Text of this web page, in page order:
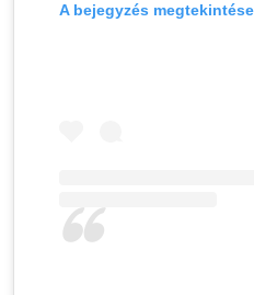
A bejegyzés